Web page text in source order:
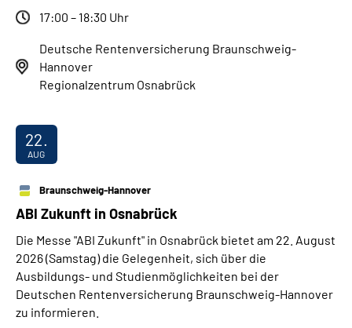
17:00 – 18:30 Uhr
Deutsche Rentenversicherung Braunschweig-
Hannover
Regionalzentrum Osnabrück
Braunschweig-Hannover
ABI Zukunft in Osnabrück
Die Messe "ABI Zukunft" in Osnabrück bietet am 22. August
2026 (Samstag) die Gelegenheit, sich über die
Ausbildungs- und Studienmöglichkeiten bei der
Deutschen Rentenversicherung Braunschweig-Hannover
zu informieren.
22.
AUG